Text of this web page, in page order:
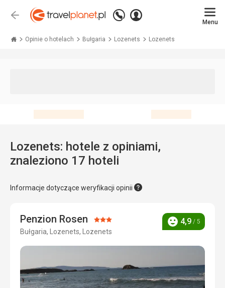
Wstecz
Zadzwoń
+48 71 771 76 55
Zaloguj
Menu
Opinie o hotelach Bułgaria Lozenets Lozenets
Lozenets: hotele z opiniami,
znaleziono 17 hoteli
Informacje dotyczące weryfikacji opinii
Penzion Rosen Ocena:
3/5
Bułgaria, Lozenets, Lozenets
Ocena
4,9 / 5